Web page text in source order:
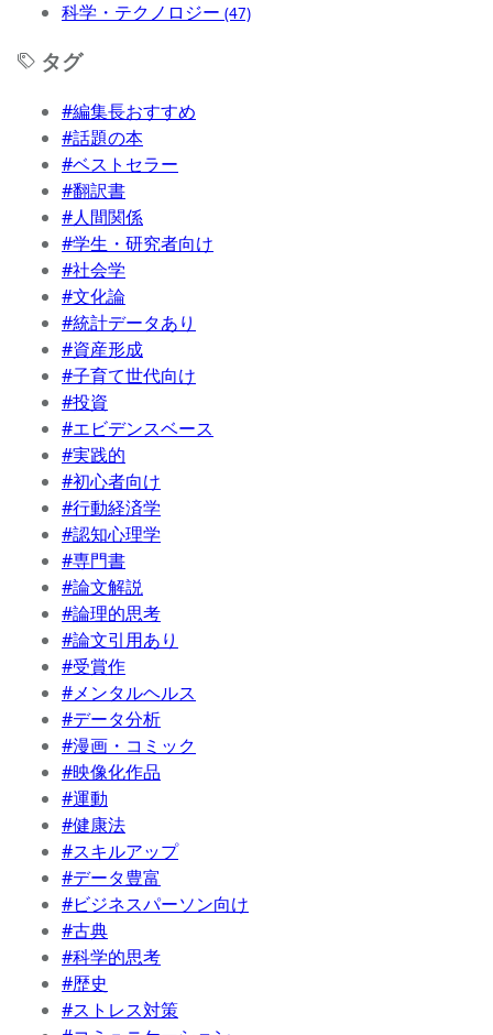
科学・テクノロジー (47)
タグ
#編集長おすすめ
#話題の本
#ベストセラー
#翻訳書
#人間関係
#学生・研究者向け
#社会学
#文化論
#統計データあり
#資産形成
#子育て世代向け
#投資
#エビデンスベース
#実践的
#初心者向け
#行動経済学
#認知心理学
#専門書
#論文解説
#論理的思考
#論文引用あり
#受賞作
#メンタルヘルス
#データ分析
#漫画・コミック
#映像化作品
#運動
#健康法
#スキルアップ
#データ豊富
#ビジネスパーソン向け
#古典
#科学的思考
#歴史
#ストレス対策